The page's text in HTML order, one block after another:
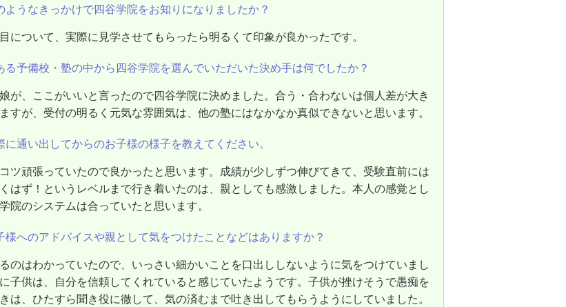
ようなきっかけで四谷学院をお知りになりましたか？
について、実際に見学させてもらったら明るくて印象が良かったです。
る予備校・塾の中から四谷学院を選んでいただいた決め手は何でしたか？
が、ここがいいと言ったので四谷学院に決めました。合う・合わないは個人差が大き
すが、受付の明るく元気な雰囲気は、他の塾にはなかなか真似できないと思います。
に通い出してからのお子様の様子を教えてください。
ツ頑張っていたので良かったと思います。成績が少しずつ伸びてきて、受験直前には
はず！というレベルまで行き着いたのは、親としても感激しました。本人の感覚とし
院のシステムは合っていたと思います。
様へのアドバイスや親として気をつけたことなどはありますか？
のはわかっていたので、いっさい細かいことを口出ししないように気をつけていまし
子供は、自分を信頼してくれていると感じていたようです。子供が挫けそうで愚痴を
は、ひたすら聞き役に徹して、気の済むまで吐き出してもらうようにしていました。